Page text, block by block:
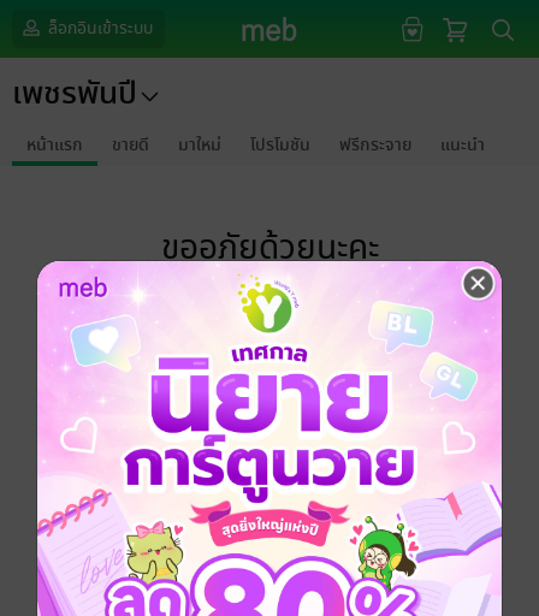
ล็อกอินเข้าระบบ
เพชรพันปี
หน้าแรก ขายดี มาใหม่ โปรโมชัน ฟรีกระจาย แนะนำ
ขออภัยด้วยนะคะ
ไม่พบข้อมูลในหัวข้อที่คุณกำลังชมค่ะ